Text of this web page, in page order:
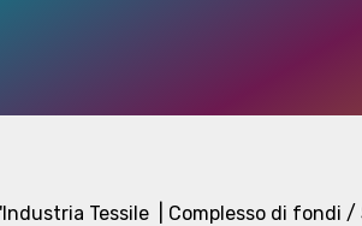
Tessile
| Complesso di fondi